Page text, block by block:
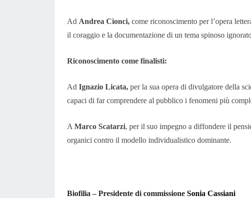
Ad Andrea Cionci, come riconoscimento per l’opera
il coraggio e la documentazione di un tema spinoso
Riconoscimento come finalisti:
Ad Ignazio Licata, per la sua opera di divulgatore della
capaci di far comprendere al pubblico i fenomeni più
A Marco Scatarzi, per il suo impegno a diffondere il
organici contro il modello individualistico dominante.
Biofilia – Presidente di commissione Sonia Cassiani